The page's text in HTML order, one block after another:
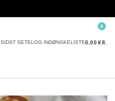
SIDST SETELOG INDØNSKELISTE0,00 KR.
0